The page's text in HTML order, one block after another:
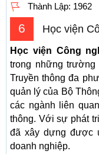
Thành Lập: 1962
6 Học viện
Học viện Công
trong những trường
Truyền thông đa
quản lý của Bộ
các ngành liên
thông. Với sự phát
đã xây dựng được
doanh nghiệp.